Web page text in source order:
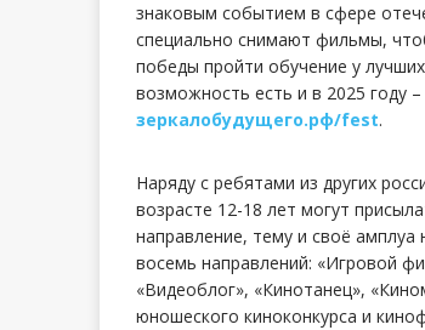
знаковым событием в сфере
специально снимают фильмы,
победы пройти обучение у
возможность есть и в 2025 году
зеркалобудущего.рф/fest.
Наряду с ребятами из других
возрасте 12-18 лет могут
направление, тему и своё
восемь направлений: «Игровой
«Видеоблог», «Кинотанец»,
юношеского киноконкурса и